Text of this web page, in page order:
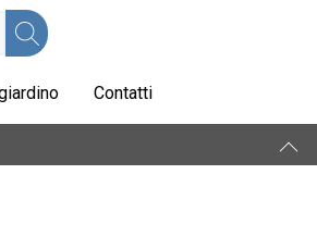
Contatti